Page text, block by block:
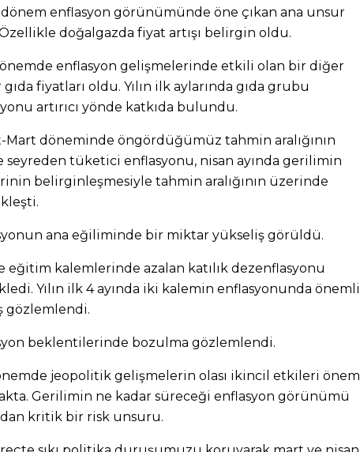
dönem enflasyon görünümünde öne çıkan ana unsur
doğalgazda fiyat artışı belirgin oldu.
enflasyon gelişmelerinde etkili olan bir diğer
fiyatları oldu. Yılın ilk aylarında gıda grubu
artırıcı yönde katkıda bulundu.
Mart döneminde öngördüğümüz tahmin aralığının
seyreden tüketici enflasyonu, nisan ayında gerilimin
belirginleşmesiyle tahmin aralığının üzerinde
ana eğiliminde bir miktar yükseliş görüldü.
eğitim kalemlerinde azalan katılık dezenflasyonu
Yılın ilk 4 ayında iki kalemin enflasyonunda önemli
gözlemlendi.
beklentilerinde bozulma gözlemlendi.
jeopolitik gelişmelerin olası ikincil etkileri önem
Gerilimin ne kadar süreceği enflasyon görünümü
kritik bir risk unsuru.